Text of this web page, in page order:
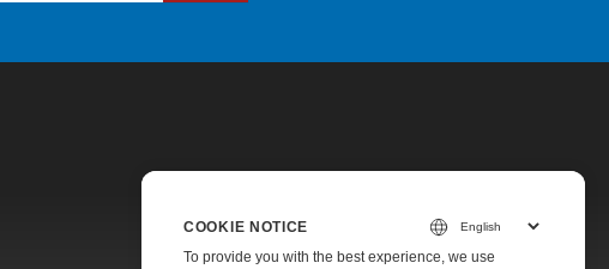
Pricing
COOKIE NOTICE
To provide you with the best experience, we use